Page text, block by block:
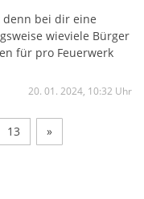
denn bei dir eine
wieviele Bürger
für pro Feuerwerk
20. 01. 2024, 10:32 Uhr
13 »